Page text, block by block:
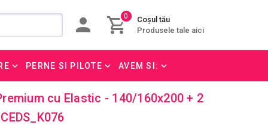
0
Coșul tău
Produsele tale aici
PERNE SI PILOTE AVEM SI:
cu Elastic - 140/160x200 + 2